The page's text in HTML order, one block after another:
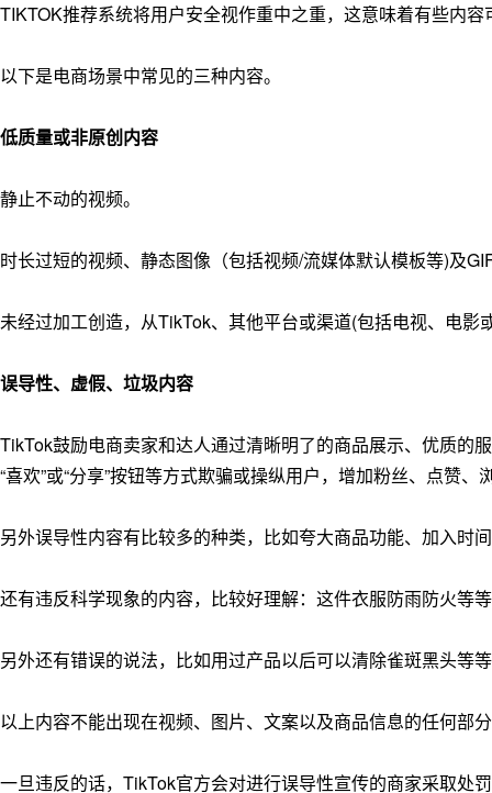
TIKTOK推荐系统将用户安全视作重中之重，这意味着有些内
以下是电商场景中常见的三种内容。
低质量或非原创内容
静止不动的视频。
时长过短的视频、静态图像（包括视频/流媒体默认模板等)及
未经过加工创造，从TikTok、其他平台或渠道(包括电视、电影
误导性、虚假、垃圾内容
TikTok鼓励电商卖家和达人通过清晰明了的商品展示、优质的
“喜欢”或“分享”按钮等方式欺骗或操纵用户，增加粉丝、点赞
另外误导性内容有比较多的种类，比如夸大商品功能、加入时
还有违反科学现象的内容，比较好理解：这件衣服防雨防火等
另外还有错误的说法，比如用过产品以后可以清除雀斑黑头等
以上内容不能出现在视频、图片、文案以及商品信息的任何部
一旦违反的话，TikTok官方会对进行误导性宣传的商家采取处